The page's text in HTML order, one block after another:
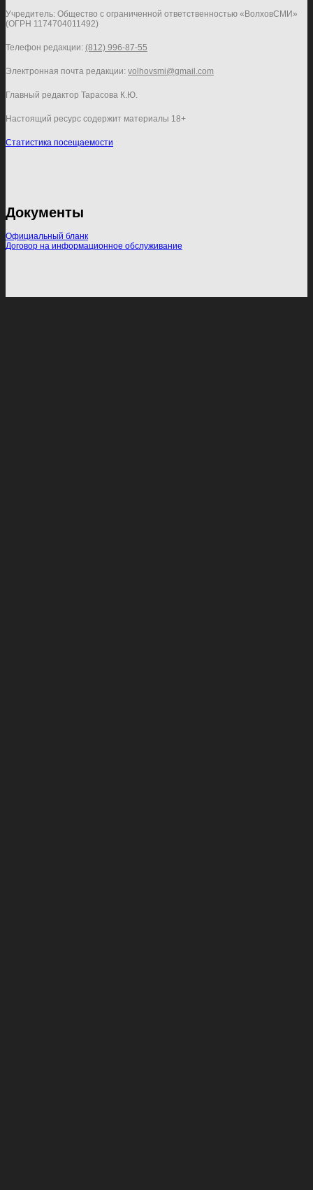
Учредитель: Общество с ограниченной ответственностью «ВолховСМИ»
(ОГРН 1174704011492)
Телефон редакции: (812) 996-87-55
Электронная почта редакции: volhovsmi@gmail.com
Главный редактор Тарасова К.Ю.
Настоящий ресурс содержит материалы 18+
Статистика посещаемости
Документы
Официальный бланк
Договор на информационное обслуживание